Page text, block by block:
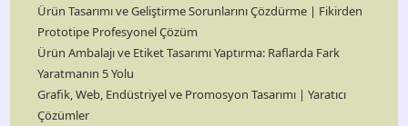
Ürün Tasarımı ve Geliştirme Sorunlarını Çözdürme | Fikirden
Prototipe Profesyonel Çözüm
Ürün Ambalajı ve Etiket Tasarımı Yaptırma: Raflarda Fark
Yaratmanın 5 Yolu
Grafik, Web, Endüstriyel ve Promosyon Tasarımı | Yaratıcı
Çözümler